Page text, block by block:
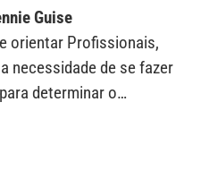
Guise
orientar Profissionais,
necessidade de se fazer
determinar o…